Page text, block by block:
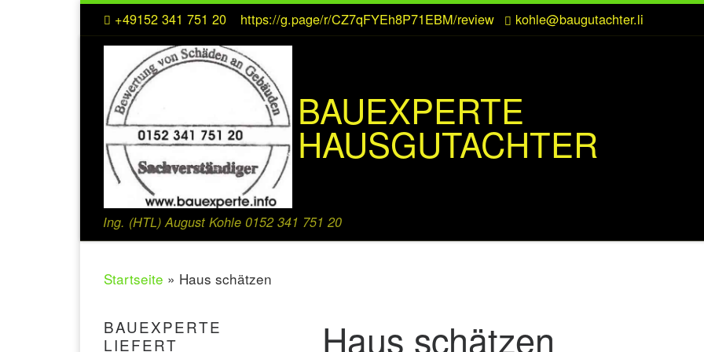
Zum Inhalt springen+49152 341 751 20 https://g.page/r/CZ7qFYEh8P71EBM/review kohle@baugutachter.li
BAUEXPERTE
HAUSGUTACHTER
Ing. (HTL) August Kohle 0152 341 751 20
Startseite » Haus schätzen
Haus schätzen
BAUEXPERTE
LIEFERT